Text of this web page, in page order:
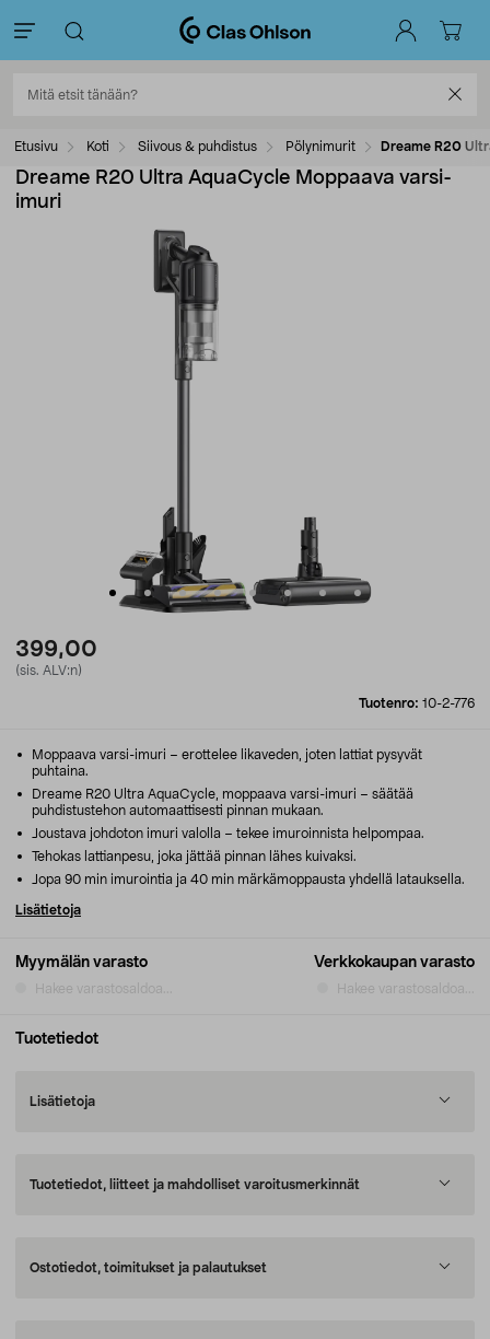
Etusivu Koti Siivous & puhdistus Pölynimurit Dreame R20
Dreame R20 Ultra AquaCycle Moppaava varsi-
imuri
399,00
(sis. ALV:n)
Tuotenro: 10-2-776
Myymälän varasto
Hakee varastosaldoa...
Verkkokaupan varasto
Hakee varastosaldoa...
Moppaava varsi-imuri – erottelee likaveden, joten lattiat pysyvät
puhtaina.
Dreame R20 Ultra AquaCycle, moppaava varsi-imuri – säätää
puhdistustehon automaattisesti pinnan mukaan.
Joustava johdoton imuri valolla – tekee imuroinnista helpompaa.
Tehokas lattianpesu, joka jättää pinnan lähes kuivaksi.
Jopa 90 min imurointia ja 40 min märkämoppausta yhdellä latauksella.
Lisätietoja
Tuotetiedot
Lisätietoja
Tuotetiedot, liitteet ja mahdolliset varoitusmerkinnät
Ostotiedot, toimitukset ja palautukset